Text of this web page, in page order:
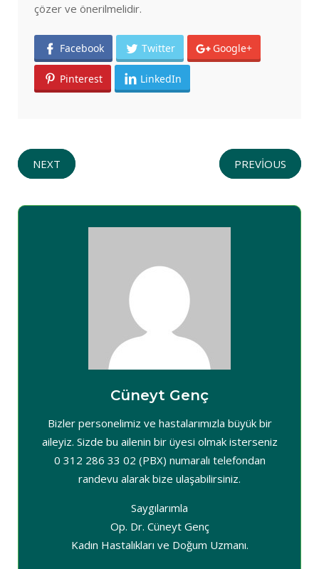
çözer ve önerilmelidir.
Facebook Twitter Google+
Pinterest LinkedIn
NEXT PREVIOUS
Cüneyt Genç
Bizler personelimiz ve hastalarımızla büyük bir
aileyiz. Sizde bu ailenin bir üyesi olmak isterseniz
0 312 286 33 02 (PBX) numaralı telefondan
randevu alarak bize ulaşabilirsiniz.
Saygılarımla
Op. Dr. Cüneyt Genç
Kadın Hastalıkları ve Doğum Uzmanı.